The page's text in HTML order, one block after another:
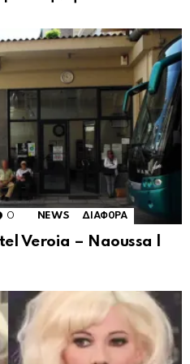
0 Comments
NEWS ΔΙΑΦΟΡΑ
Veroia – Naoussa |